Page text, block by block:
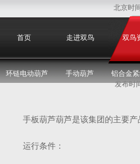
北京时
首页 走进双鸟 双鸟
环链电动葫芦 手动葫芦 铝合金
发布时
手板葫芦葫芦是该集团的主要
运行条件：